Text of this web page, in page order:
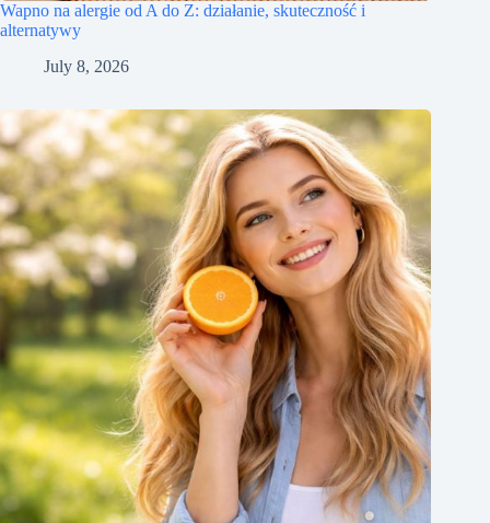
Wapno na alergie od A do Z: działanie, skuteczność i
alternatywy
July 8, 2026